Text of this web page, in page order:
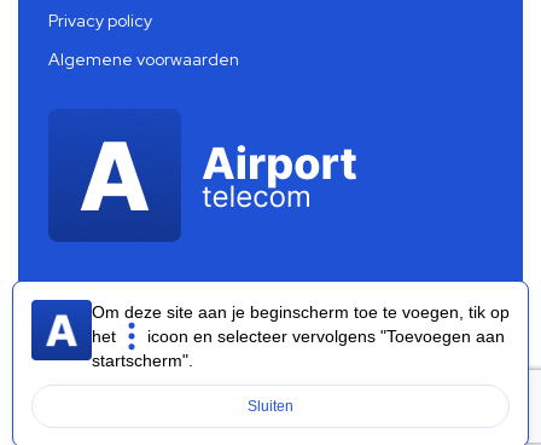
Privacy policy
Algemene voorwaarden
Airport Telecom 2026 ®
Om deze site aan je beginscherm toe te voegen, tik op
het
icoon en selecteer vervolgens "Toevoegen aan
startscherm".
Sluiten